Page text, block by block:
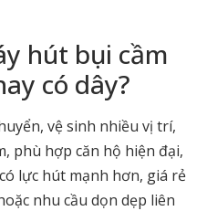
hút bụi cầm
có dây?
vệ sinh nhiều vị trí,
phù hợp căn hộ hiện đại,
lực hút mạnh hơn, giá rẻ
nhu cầu dọn dẹp liên